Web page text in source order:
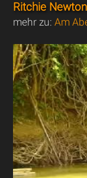
Ritchie
mehr zu:Am